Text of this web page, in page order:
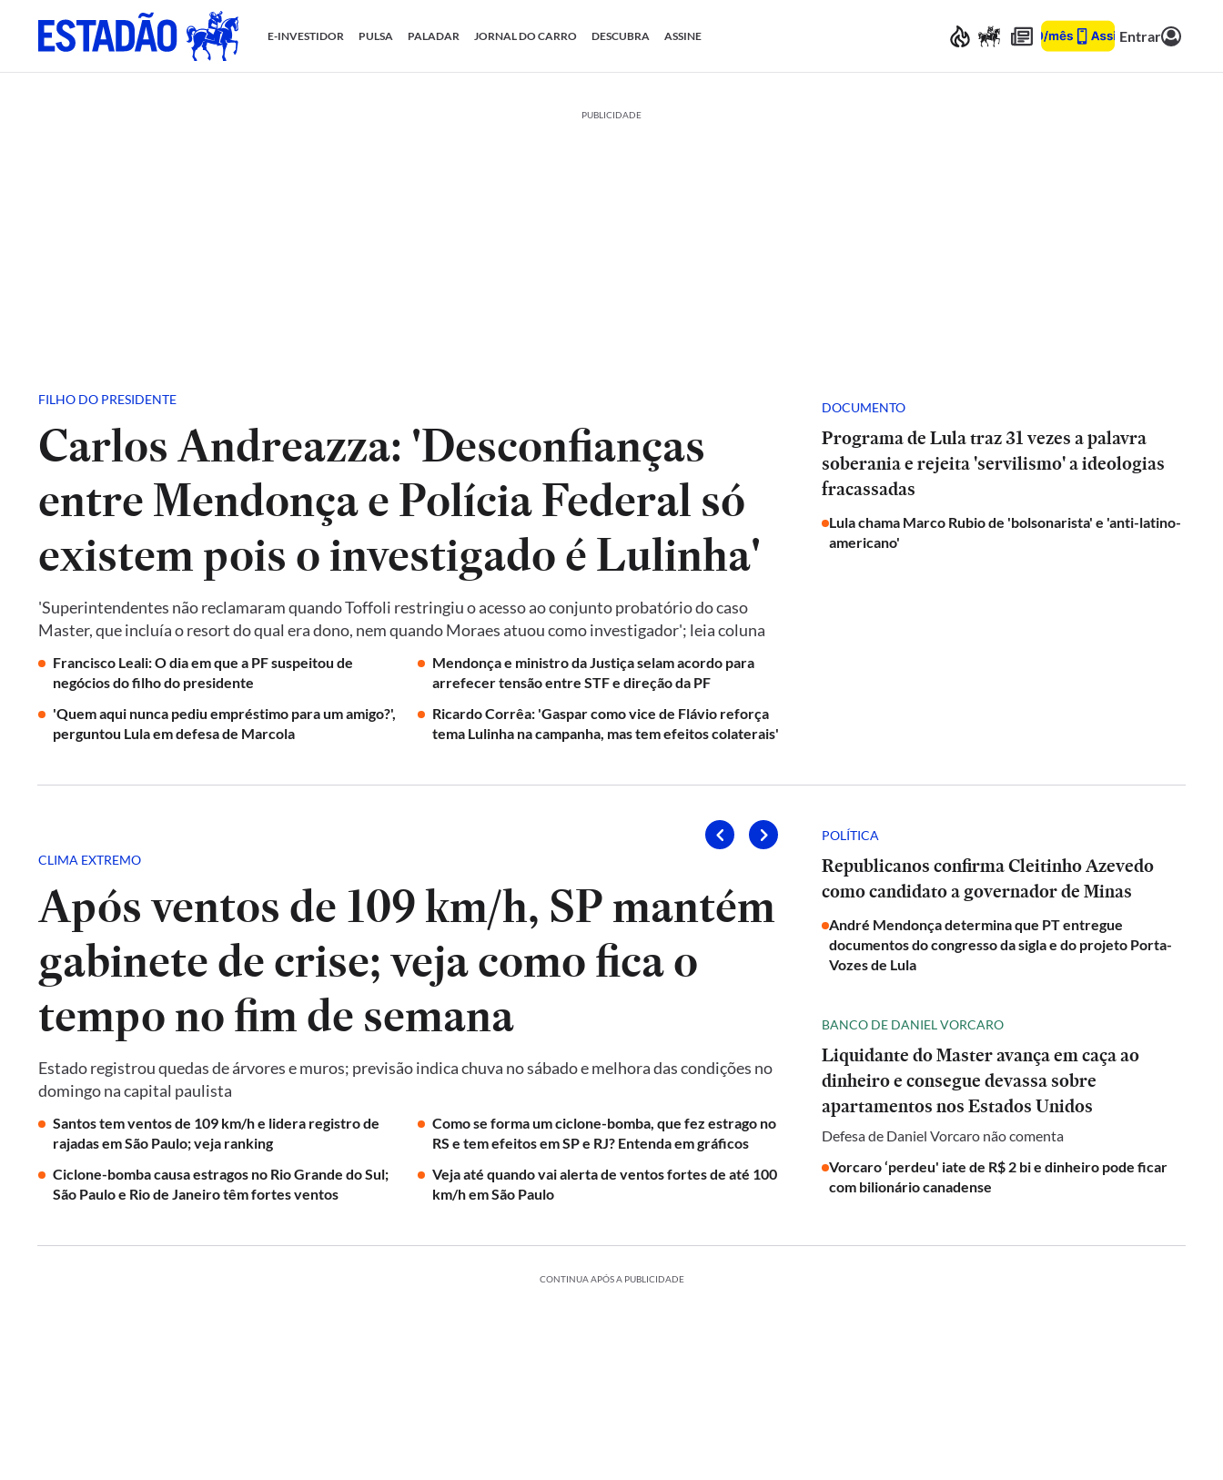
E-INVESTIDOR PULSA PALADAR JORNAL DO CARRO DESCUBRA ASSINE Entrar
PUBLICIDADE
FILHO DO PRESIDENTE
Carlos Andreazza: 'Desconfianças
entre Mendonça e Polícia Federal só
existem pois o investigado é Lulinha'
'Superintendentes não reclamaram quando Toffoli restringiu o acesso ao conjunto probatório do caso
Master, que incluía o resort do qual era dono, nem quando Moraes atuou como investigador'; leia coluna
Francisco Leali: O dia em que a PF suspeitou de
negócios do filho do presidente
Mendonça e ministro da Justiça selam acordo para
arrefecer tensão entre STF e direção da PF
'Quem aqui nunca pediu empréstimo para um amigo?',
perguntou Lula em defesa de Marcola
Ricardo Corrêa: 'Gaspar como vice de Flávio reforça
tema Lulinha na campanha, mas tem efeitos colaterais'
DOCUMENTO
Programa de Lula traz 31 vezes a palavra
soberania e rejeita 'servilismo' a ideologias
fracassadas
Lula chama Marco Rubio de 'bolsonarista' e 'anti-latino-
americano'
CLIMA EXTREMO
Após ventos de 109 km/h, SP mantém
gabinete de crise; veja como fica o
tempo no fim de semana
Estado registrou quedas de árvores e muros; previsão indica chuva no sábado e melhora das condições no
domingo na capital paulista
Santos tem ventos de 109 km/h e lidera registro de
rajadas em São Paulo; veja ranking
Como se forma um ciclone-bomba, que fez estrago no
RS e tem efeitos em SP e RJ? Entenda em gráficos
Ciclone-bomba causa estragos no Rio Grande do Sul;
São Paulo e Rio de Janeiro têm fortes ventos
Veja até quando vai alerta de ventos fortes de até 100
km/h em São Paulo
POLÍTICA
Republicanos confirma Cleitinho Azevedo
como candidato a governador de Minas
André Mendonça determina que PT entregue
documentos do congresso da sigla e do projeto Porta-
Vozes de Lula
BANCO DE DANIEL VORCARO
Liquidante do Master avança em caça ao
dinheiro e consegue devassa sobre
apartamentos nos Estados Unidos
Defesa de Daniel Vorcaro não comenta
Vorcaro ‘perdeu' iate de R$ 2 bi e dinheiro pode ficar
com bilionário canadense
CONTINUA APÓS A PUBLICIDADE